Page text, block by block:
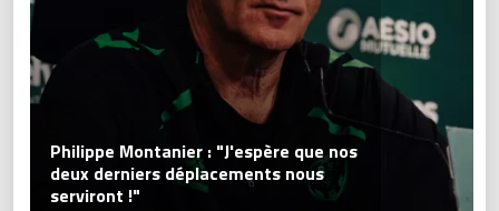
Philippe Montanier : "J'espère que nos
deux derniers déplacements nous
serviront !"